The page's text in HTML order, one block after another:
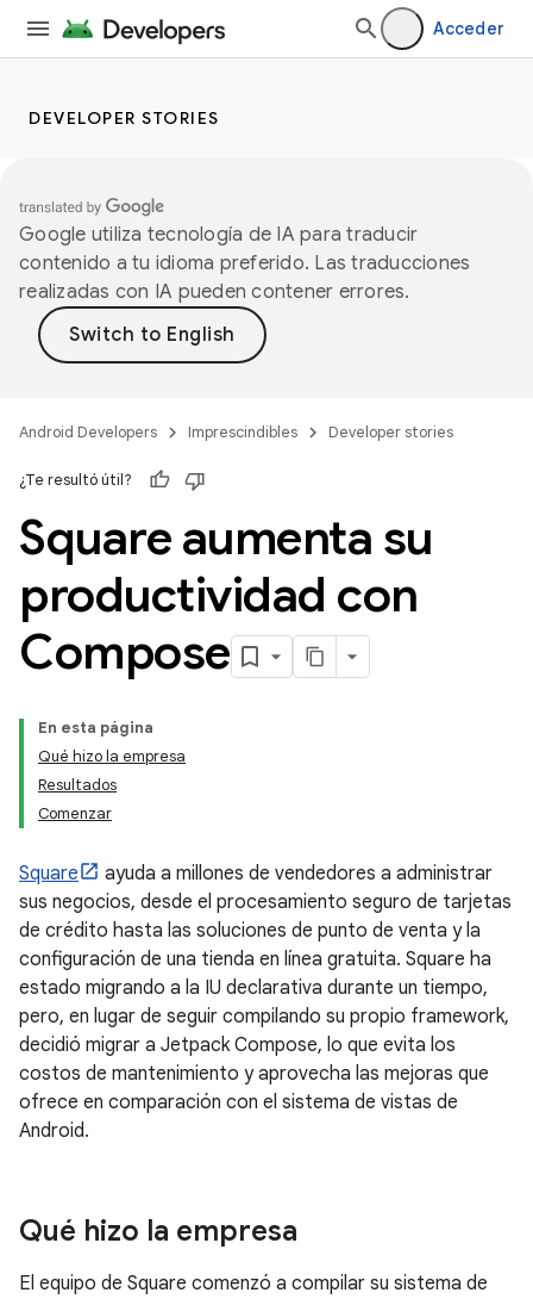
Acceder
DEVELOPER STORIES
Google utiliza tecnología de IA para traducir
contenido a tu idioma preferido. Las traducciones
realizadas con IA pueden contener errores.
Android Developers Imprescindibles Developer stories
¿Te resultó útil?
Square aumenta su
productividad con
Compose
En esta página
Qué hizo la empresa
Resultados
Comenzar
Square
ayuda a millones de vendedores a administrar
sus negocios, desde el procesamiento seguro de tarjetas
de crédito hasta las soluciones de punto de venta y la
configuración de una tienda en línea gratuita. Square ha
estado migrando a la IU declarativa durante un tiempo,
pero, en lugar de seguir compilando su propio framework,
decidió migrar a Jetpack Compose, lo que evita los
costos de mantenimiento y aprovecha las mejoras que
ofrece en comparación con el sistema de vistas de
Android.
Qué hizo la empresa
El equipo de Square comenzó a compilar su sistema de